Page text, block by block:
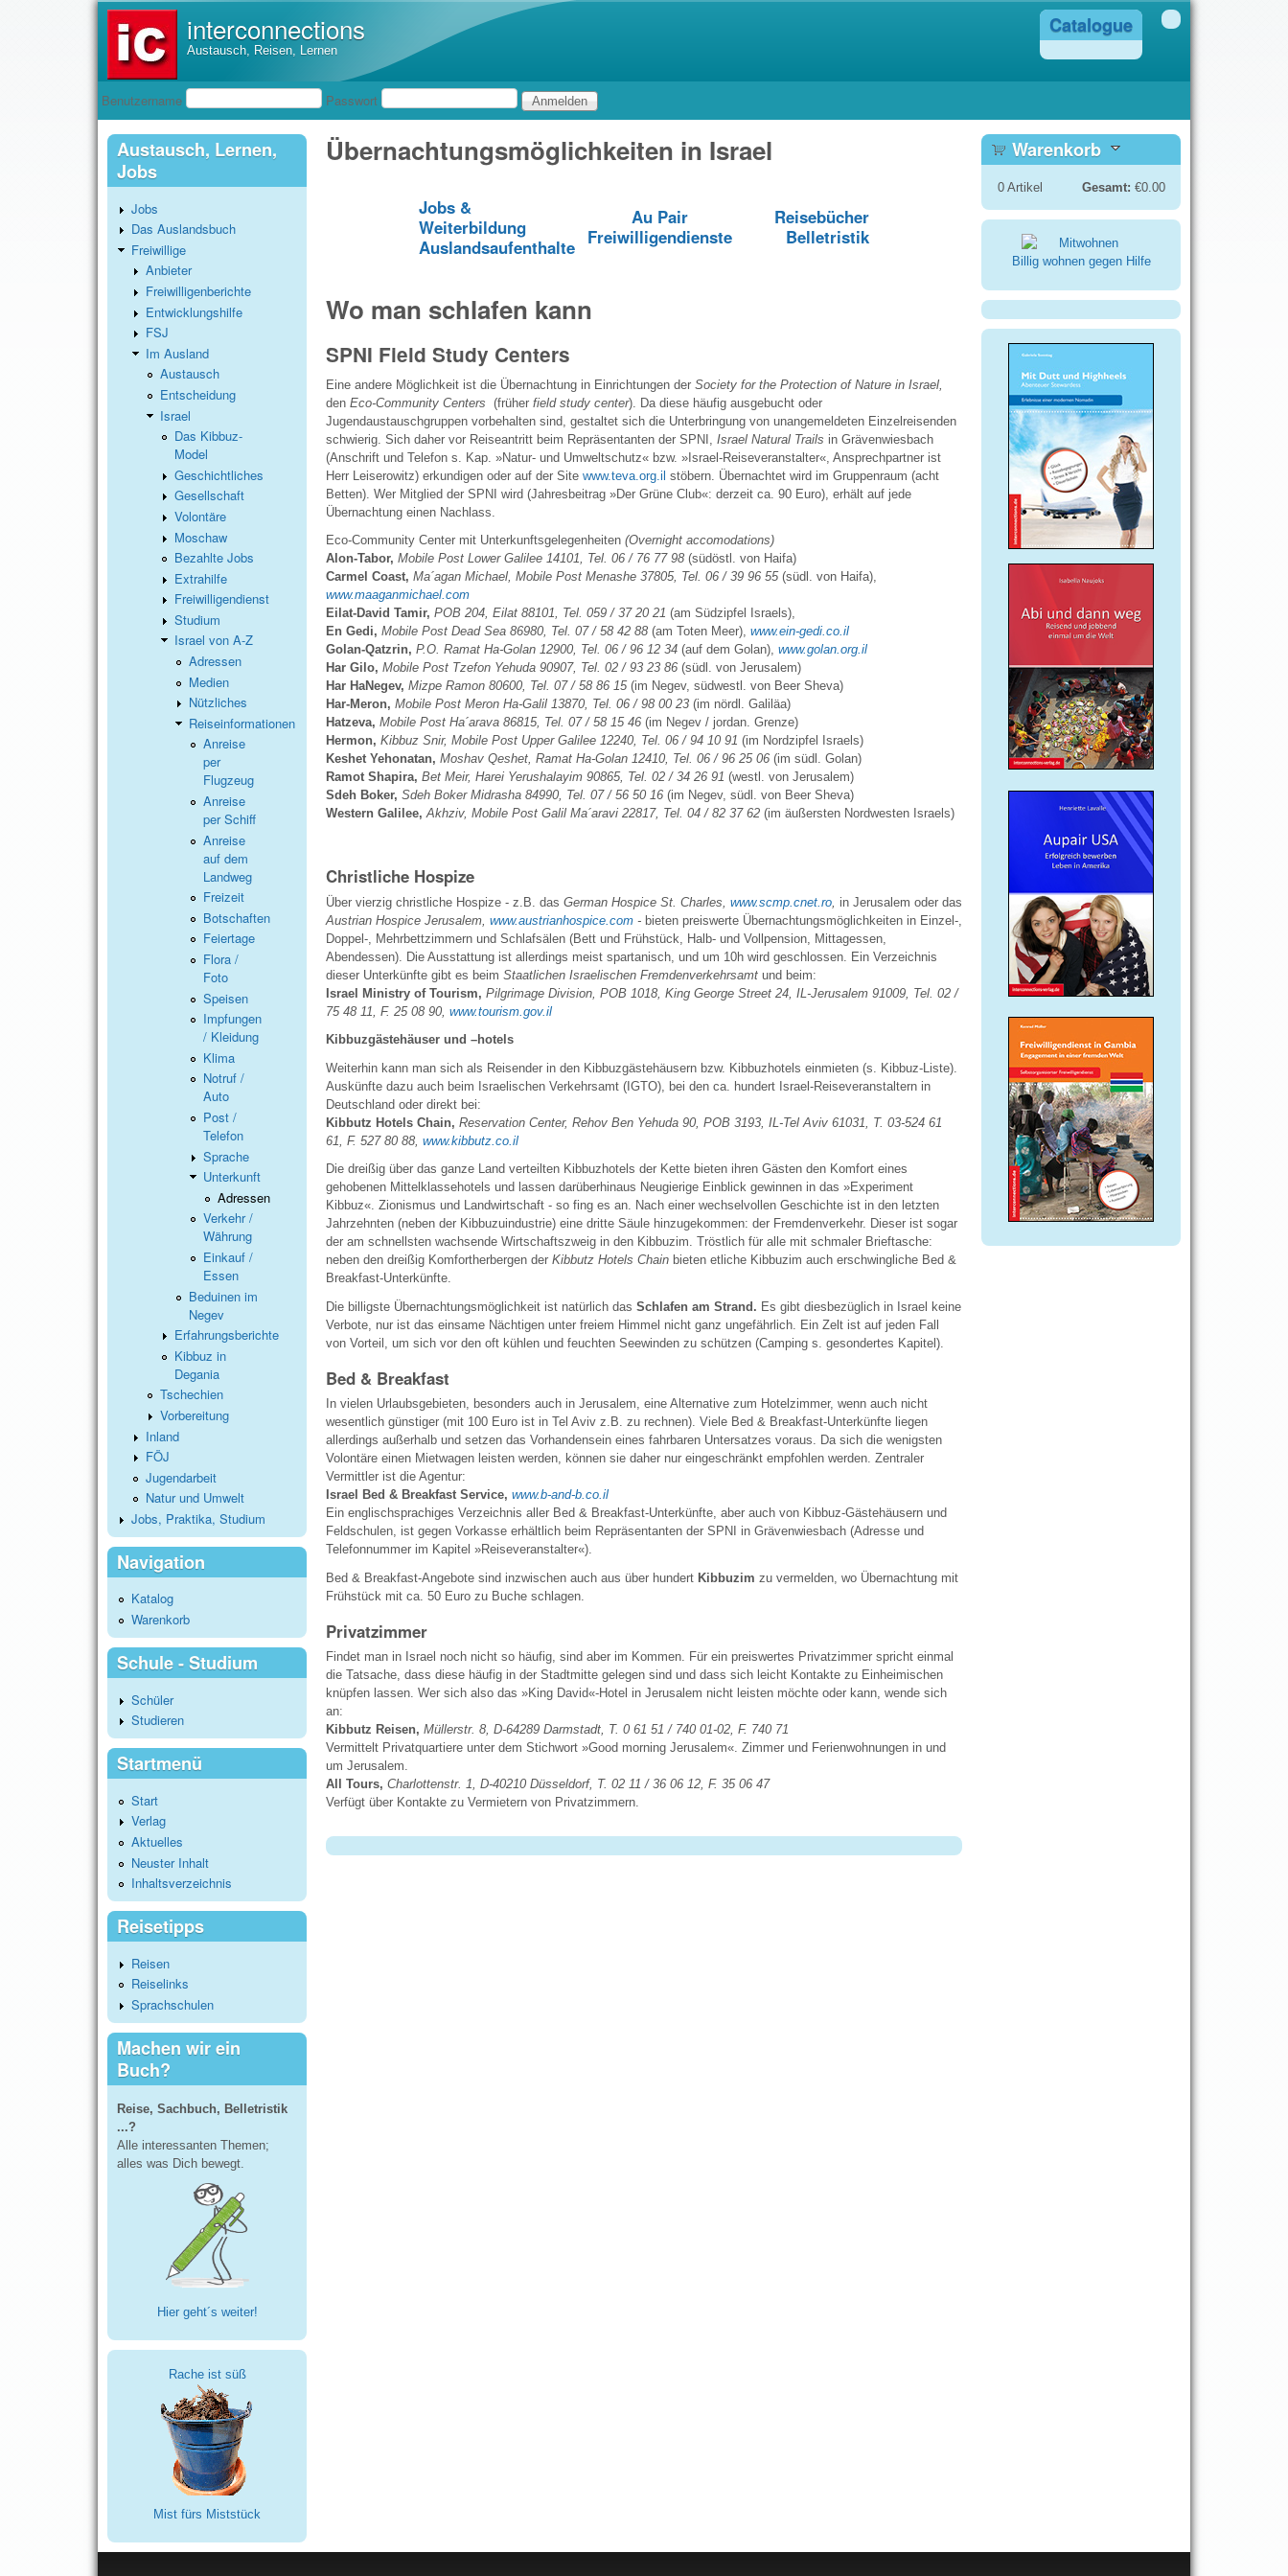
interconnections
Austausch, Reisen, Lernen
Catalogue
Benutzeranmeldung
Benutzername Passwort
Übernachtungsmöglichkeiten in Israel
Jobs &
Weiterbildung
Auslandsaufenthalte
Au Pair
Freiwilligendienste
Reisebücher
Belletristik
Wo man schlafen kann
SPNI Field Study Centers
Eine andere Möglichkeit ist die Übernachtung in Einrichtungen der Society for the Protection of Nature in Israel,
den Eco-Community Centers (früher field study center). Da diese häufig ausgebucht oder
Jugendaustauschgruppen vorbehalten sind, gestaltet sich die Unterbringung von unangemeldeten Einzelreisenden
schwierig. Sich daher vor Reiseantritt beim Repräsentanten der SPNI, Israel Natural Trails in Grävenwiesbach
(Anschrift und Telefon s. Kap. »Natur- und Umweltschutz« bzw. »Israel-Reiseveranstalter«, Ansprechpartner ist
Herr Leiserowitz) erkundigen oder auf der Site www.teva.org.il stöbern. Übernachtet wird im Gruppenraum (acht
Betten). Wer Mitglied der SPNI wird (Jahresbeitrag »Der Grüne Club«: derzeit ca. 90 Euro), erhält auf jede
Übernachtung einen Nachlass.
Eco-Community Center mit Unterkunftsgelegenheiten (Overnight accomodations)
Alon-Tabor, Mobile Post Lower Galilee 14101, Tel. 06 / 76 77 98 (südöstl. von Haifa)
Carmel Coast, Ma´agan Michael, Mobile Post Menashe 37805, Tel. 06 / 39 96 55 (südl. von Haifa),
www.maaganmichael.com
Eilat-David Tamir, POB 204, Eilat 88101, Tel. 059 / 37 20 21 (am Südzipfel Israels),
En Gedi, Mobile Post Dead Sea 86980, Tel. 07 / 58 42 88 (am Toten Meer), www.ein-gedi.co.il
Golan-Qatzrin, P.O. Ramat Ha-Golan 12900, Tel. 06 / 96 12 34 (auf dem Golan), www.golan.org.il
Har Gilo, Mobile Post Tzefon Yehuda 90907, Tel. 02 / 93 23 86 (südl. von Jerusalem)
Har HaNegev, Mizpe Ramon 80600, Tel. 07 / 58 86 15 (im Negev, südwestl. von Beer Sheva)
Har-Meron, Mobile Post Meron Ha-Galil 13870, Tel. 06 / 98 00 23 (im nördl. Galiläa)
Hatzeva, Mobile Post Ha´arava 86815, Tel. 07 / 58 15 46 (im Negev / jordan. Grenze)
Hermon, Kibbuz Snir, Mobile Post Upper Galilee 12240, Tel. 06 / 94 10 91 (im Nordzipfel Israels)
Keshet Yehonatan, Moshav Qeshet, Ramat Ha-Golan 12410, Tel. 06 / 96 25 06 (im südl. Golan)
Ramot Shapira, Bet Meir, Harei Yerushalayim 90865, Tel. 02 / 34 26 91 (westl. von Jerusalem)
Sdeh Boker, Sdeh Boker Midrasha 84990, Tel. 07 / 56 50 16 (im Negev, südl. von Beer Sheva)
Western Galilee, Akhziv, Mobile Post Galil Ma´aravi 22817, Tel. 04 / 82 37 62 (im äußersten Nordwesten Israels)
Christliche Hospize
Über vierzig christliche Hospize - z.B. das German Hospice St. Charles, www.scmp.cnet.ro, in Jerusalem oder das
Austrian Hospice Jerusalem, www.austrianhospice.com - bieten preiswerte Übernachtungsmöglichkeiten in Einzel-,
Doppel-, Mehrbettzimmern und Schlafsälen (Bett und Frühstück, Halb- und Vollpension, Mittagessen,
Abendessen). Die Ausstattung ist allerdings meist spartanisch, und um 10h wird geschlossen. Ein Verzeichnis
dieser Unterkünfte gibt es beim Staatlichen Israelischen Fremdenverkehrsamt und beim:
Israel Ministry of Tourism, Pilgrimage Division, POB 1018, King George Street 24, IL-Jerusalem 91009, Tel. 02 /
75 48 11, F. 25 08 90, www.tourism.gov.il
Kibbuzgästehäuser und –hotels
Weiterhin kann man sich als Reisender in den Kibbuzgästehäusern bzw. Kibbuzhotels einmieten (s. Kibbuz-Liste).
Auskünfte dazu auch beim Israelischen Verkehrsamt (IGTO), bei den ca. hundert Israel-Reiseveranstaltern in
Deutschland oder direkt bei:
Kibbutz Hotels Chain, Reservation Center, Rehov Ben Yehuda 90, POB 3193, IL-Tel Aviv 61031, T. 03-524 61
61, F. 527 80 88, www.kibbutz.co.il
Die dreißig über das ganze Land verteilten Kibbuzhotels der Kette bieten ihren Gästen den Komfort eines
gehobenen Mittelklassehotels und lassen darüberhinaus Neugierige Einblick gewinnen in das »Experiment
Kibbuz«. Zionismus und Landwirtschaft - so fing es an. Nach einer wechselvollen Geschichte ist in den letzten
Jahrzehnten (neben der Kibbuzuindustrie) eine dritte Säule hinzugekommen: der Fremdenverkehr. Dieser ist sogar
der am schnellsten wachsende Wirtschaftszweig in den Kibbuzim. Tröstlich für alle mit schmaler Brieftasche:
neben den dreißig Komfortherbergen der Kibbutz Hotels Chain bieten etliche Kibbuzim auch erschwingliche Bed &
Breakfast-Unterkünfte.
Die billigste Übernachtungsmöglichkeit ist natürlich das Schlafen am Strand. Es gibt diesbezüglich in Israel keine
Verbote, nur ist das einsame Nächtigen unter freiem Himmel nicht ganz ungefährlich. Ein Zelt ist auf jeden Fall
von Vorteil, um sich vor den oft kühlen und feuchten Seewinden zu schützen (Camping s. gesondertes Kapitel).
Bed & Breakfast
In vielen Urlaubsgebieten, besonders auch in Jerusalem, eine Alternative zum Hotelzimmer, wenn auch nicht
wesentlich günstiger (mit 100 Euro ist in Tel Aviv z.B. zu rechnen). Viele Bed & Breakfast-Unterkünfte liegen
allerdings außerhalb und setzen das Vorhandensein eines fahrbaren Untersatzes voraus. Da sich die wenigsten
Volontäre einen Mietwagen leisten werden, können sie daher nur eingeschränkt empfohlen werden. Zentraler
Vermittler ist die Agentur:
Israel Bed & Breakfast Service, www.b-and-b.co.il
Ein englischsprachiges Verzeichnis aller Bed & Breakfast-Unterkünfte, aber auch von Kibbuz-Gästehäusern und
Feldschulen, ist gegen Vorkasse erhältlich beim Repräsentanten der SPNI in Grävenwiesbach (Adresse und
Telefonnummer im Kapitel »Reiseveranstalter«).
Bed & Breakfast-Angebote sind inzwischen auch aus über hundert Kibbuzim zu vermelden, wo Übernachtung mit
Frühstück mit ca. 50 Euro zu Buche schlagen.
Privatzimmer
Findet man in Israel noch nicht so häufig, sind aber im Kommen. Für ein preiswertes Privatzimmer spricht einmal
die Tatsache, dass diese häufig in der Stadtmitte gelegen sind und dass sich leicht Kontakte zu Einheimischen
knüpfen lassen. Wer sich also das »King David«-Hotel in Jerusalem nicht leisten möchte oder kann, wende sich
an:
Kibbutz Reisen, Müllerstr. 8, D-64289 Darmstadt, T. 0 61 51 / 740 01-02, F. 740 71
Vermittelt Privatquartiere unter dem Stichwort »Good morning Jerusalem«. Zimmer und Ferienwohnungen in und
um Jerusalem.
All Tours, Charlottenstr. 1, D-40210 Düsseldorf, T. 02 11 / 36 06 12, F. 35 06 47
Verfügt über Kontakte zu Vermietern von Privatzimmern.
Austausch, Lernen,
Jobs
Jobs
Das Auslandsbuch
Freiwillige
Anbieter
Freiwilligenberichte
Entwicklungshilfe
FSJ
Im Ausland
Austausch
Entscheidung
Israel
Das Kibbuz-
Model
Geschichtliches
Gesellschaft
Volontäre
Moschaw
Bezahlte Jobs
Extrahilfe
Freiwilligendienst
Studium
Israel von A-Z
Adressen
Medien
Nützliches
Reiseinformationen
Anreise
per
Flugzeug
Anreise
per Schiff
Anreise
auf dem
Landweg
Freizeit
Botschaften
Feiertage
Flora /
Foto
Speisen
Impfungen
/ Kleidung
Klima
Notruf /
Auto
Post /
Telefon
Sprache
Unterkunft
Adressen
Verkehr /
Währung
Einkauf /
Essen
Beduinen im
Negev
Erfahrungsberichte
Kibbuz in
Degania
Tschechien
Vorbereitung
Inland
FÖJ
Jugendarbeit
Natur und Umwelt
Jobs, Praktika, Studium
Navigation
Katalog
Warenkorb
Schule - Studium
Schüler
Studieren
Startmenü
Start
Verlag
Aktuelles
Neuster Inhalt
Inhaltsverzeichnis
Reisetipps
Reisen
Reiselinks
Sprachschulen
Machen wir ein
Buch?
Reise, Sachbuch, Belletristik
...?
Alle interessanten Themen;
alles was Dich bewegt.
Hier geht´s weiter!
Rache ist süß
Mist fürs Miststück
Warenkorb
0Artikel Gesamt: €0.00
Billig wohnen gegen Hilfe